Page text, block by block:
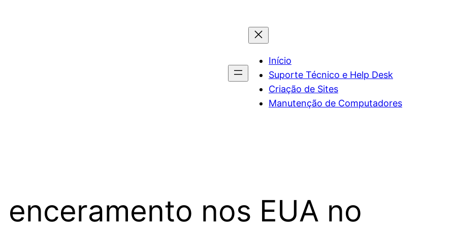
Início
Suporte Técnico e Help Desk
Criação de Sites
Manutenção de Computadores
nos EUA no